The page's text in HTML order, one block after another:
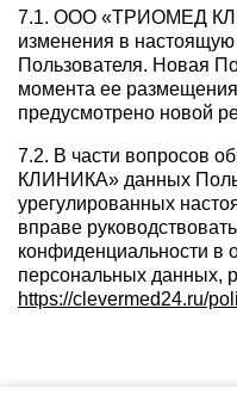
7.1. ООО «ТРИОМЕД
изменения в настоящую
Пользователя. Новая
момента ее
предусмотрено новой
7.2. В части вопросов
КЛИНИКА» данных
урегулированных
вправе
конфиденциальности в
персональных данных,
https://clevermed24.ru/